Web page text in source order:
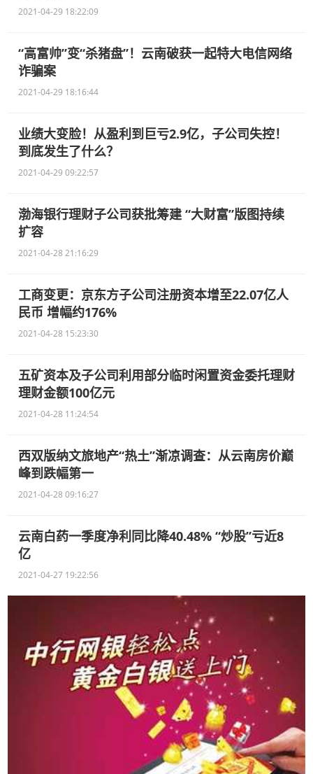
2021-04-29 18:22:09
“高富帅”变“杀猪盘”！云南破获一起特大电信网络
诈骗案
2021-04-29 18:16:44
业绩大变脸！从盈利到巨亏2.9亿，子公司失控！
到底发生了什么？
2021-04-29 09:22:57
渤海银行理财子公司获批筹建 “大财富”版图持续
扩容
2021-04-28 21:16:29
工商变更：京东方子公司注册资本增至22.07亿人
民币 增幅约176%
2021-04-28 15:23:30
五矿资本及子公司利用部分临时闲置资金委托理财
理财金额100亿元
2021-04-28 11:24:54
西双版纳文旅地产“热土”渐凉调查：从云南房价巅
峰到跌幅第一
2021-04-28 09:16:27
云南白药一季度净利同比降40.48% “炒股”亏近8
亿
2021-04-27 19:22:56